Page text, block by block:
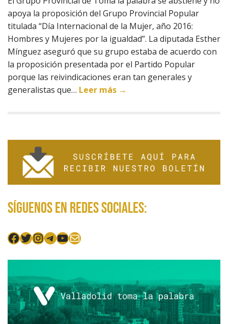
apoya la proposición del Grupo Provincial Popular
titulada “Día Internacional de la Mujer, año 2016:
Hombres y Mujeres por la igualdad”. La diputada Esther
Mínguez aseguró que su grupo estaba de acuerdo con
la proposición presentada por el Partido Popular
porque las reivindicaciones eran tan generales y
generalistas que… Leer más →
Síguenos en redes sociales:
Facebook
Twitter
Instagram
Telegram
YouTube
Mail